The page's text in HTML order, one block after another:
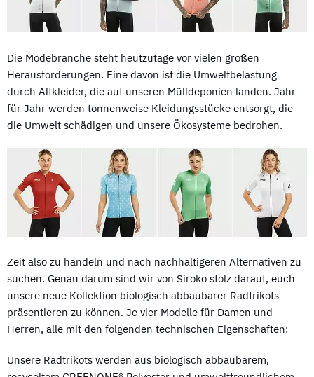
Die Modebranche steht heutzutage vor vielen großen
Herausforderungen. Eine davon ist die Umweltbelastung
durch Altkleider, die auf unseren Mülldeponien landen. Jahr
für Jahr werden tonnenweise Kleidungsstücke entsorgt, die
die Umwelt schädigen und unsere Ökosysteme bedrohen.
Zeit also zu handeln und nach nachhaltigeren Alternativen zu
suchen. Genau darum sind wir von Siroko stolz darauf, euch
unsere neue Kollektion biologisch abbaubarer Radtrikots
präsentieren zu können. Je vier Modelle für Damen und
Herren, alle mit den folgenden technischen Eigenschaften:
Unsere Radtrikots werden aus biologisch abbaubarem,